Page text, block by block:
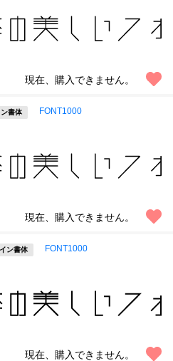
現在、購入できません。
書体 FONT1000
現在、購入できません。
ン書体 FONT1000
現在、購入できません。